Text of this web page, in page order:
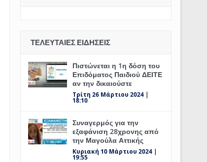
ΤΕΛΕΥΤΑΊΕΣ ΕΙΔΉΣΕΙΣ
Πιστώνεται η 1η δόση του
Επιδόματος Παιδιού ΔΕΙΤΕ
αν την δικαιούστε
Τρίτη 26 Μάρτιου 2024 |
18:10
Συναγερμός για την
εξαφάνιση 28χρονης από
την Μαγούλα Αττικής
Κυριακή 10 Μάρτιου 2024 |
19:55